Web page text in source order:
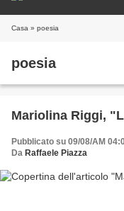
Casa » poesia
poesia
Mariolina Riggi,
Pubblicato su 09/08/AM
Da Raffaele Piazza